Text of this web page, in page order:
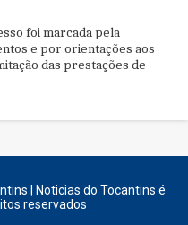
foi marcada pela
e por orientações aos
das prestações de
| Noticias do Tocantins é
reservados